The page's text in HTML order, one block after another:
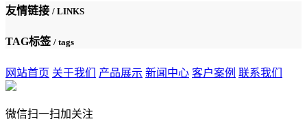
友情链接 / LINKS
TAG标签 / tags
网站首页 关于我们 产品展示 新闻中心 客户案例 联系我们
微信扫一扫加关注